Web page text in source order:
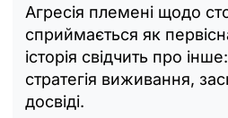
Агресія племені щодо
сприймається як
історія свідчить про
стратегія виживання,
досвіді.